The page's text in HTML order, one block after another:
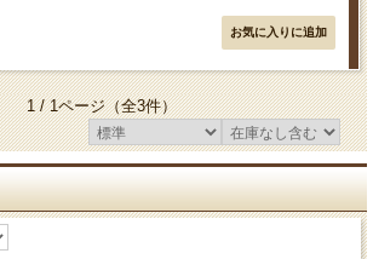
1 / 1ページ（全3件）